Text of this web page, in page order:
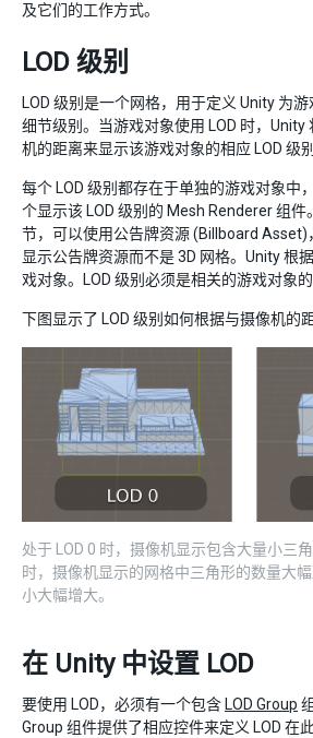
及它们的工作方式。
LOD 级别
LOD 级别是一个网格，用于定义 Unity 为
细节级别。当游戏对象使用 LOD 时，Unity
机的距离来显示该游戏对象的相应 LOD 级别
每个 LOD 级别都存在于单独的游戏对象中
个显示该 LOD 级别的 Mesh Renderer 组件
节，可以使用公告牌资源 (Billboard Asset)
显示公告牌资源而不是 3D 网格。Unity 根
戏对象。LOD 级别必须是相关的游戏对象的
下图显示了 LOD 级别如何根据与摄像机的
处于 LOD 0 时，摄像机显示包含大量小三
时，摄像机显示的网格中三角形的数量大
小大幅增大。
在 Unity 中设置 LOD
要使用 LOD，必须有一个包含 LOD Group
Group 组件提供了相应控件来定义 LOD 在